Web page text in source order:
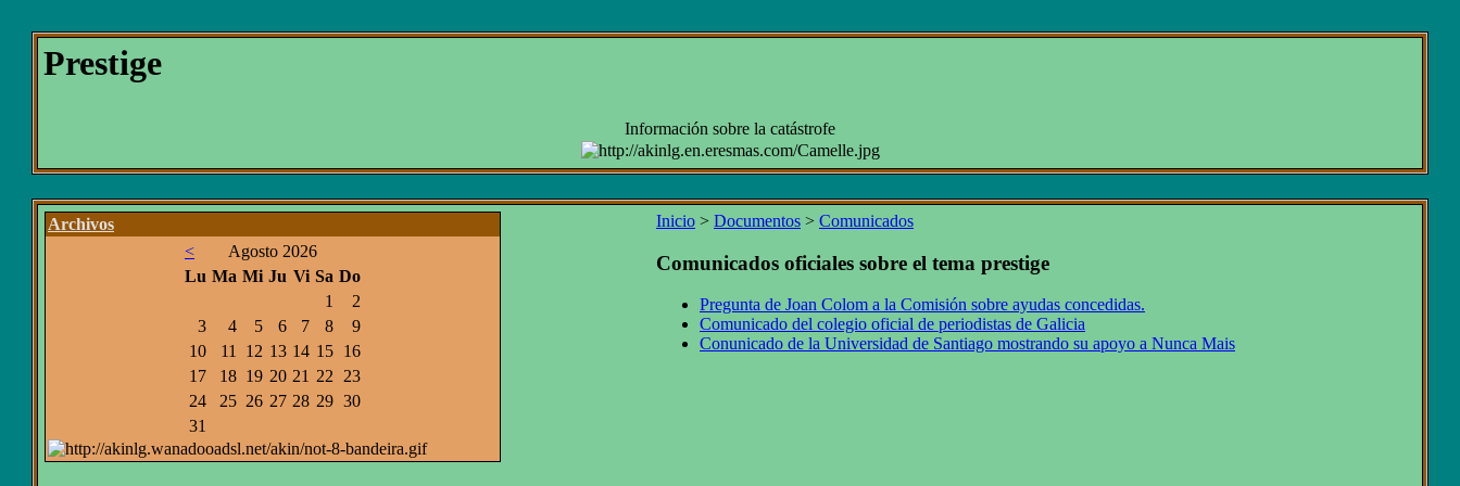
Prestige
Información sobre la catástrofe
Archivos
<
Agosto 2026
Lu Ma Mi Ju Vi Sa Do
1
2
3
4 5 6 7 8
9
10
11 12 13 14 15 16
17
18 19 20 21 22
23
24
25 26 27 28 29 30
31
Inicio > Documentos > Comunicados
Comunicados oficiales sobre el tema prestige
Pregunta de Joan Colom a la Comisión sobre ayudas concedidas.
Comunicado del colegio oficial de periodistas de Galicia
Conunicado de la Universidad de Santiago mostrando su apoyo a Nunca Mais